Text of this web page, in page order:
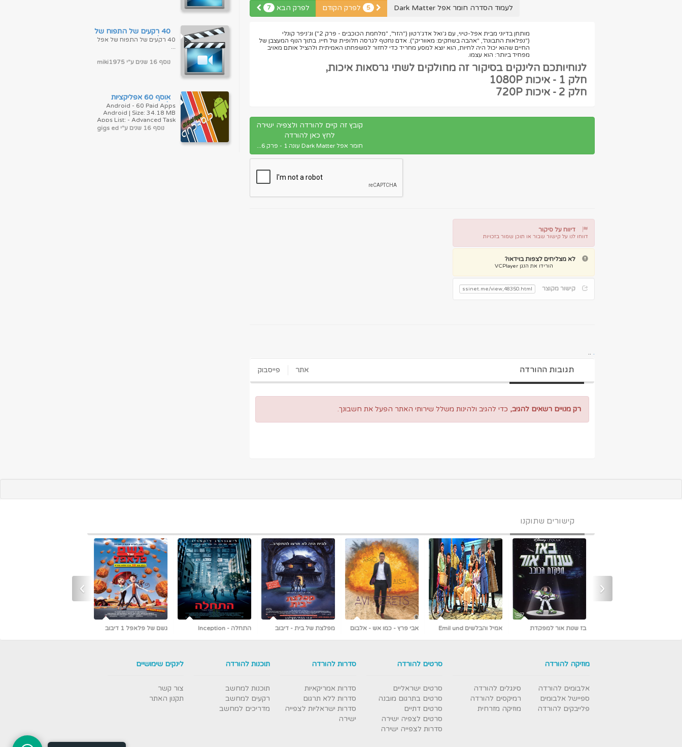
לפרק הבא 7 5 לפרק הקודם לעמוד הסדרה חומר אפל Dark Matter
לנוחיותכם הלינקים בסיקור זה מחולקים לשתי גרסאות איכות,
חלק 1 - איכות 1080P
חלק 2 - איכות 720P
מותחן בדיוני מבית אפל-טיוי, עם ג'ואל אדג'רטון ("הזר", "מלחמת הכוכבים - פרק 2") וג'ניפר קונלי
("נפלאות התבונה", "אהבה בשחקים: מאווריק"). אדם נחטף לגרסה חלופית של חייו. בתוך הנוף המעצבן של
החיים שהוא יכול היה לחיות, הוא יוצא למסע מחריד כדי לחזור למשפחתו האמיתית ולהציל אותם מאויב
מפחיד ביותר: הוא עצמו.
קובץ זה קיים להורדה ולצפיה ישירה
לחץ כאן להורדה
חומר אפל Dark Matter עונה 1 - פרק 6...
דיווח על סיקור
דווחו לנו על קישור שבור או תוכן שמור בזכויות
דיווח על קישור שבור
דיווח על תוכן מפר זכויות
לא מצליחים לצפות בוידאו?
הורידו את הנגן VCPlayer
קישור מקוצר
.
תגובות ההורדה אתר פייסבוק
רק מנויים רשאים להגיב, כדי להגיב ולהינות משלל שירותי האתר הפעל את חשבונך.
..
40 רקעים של התפוח של
אפל
40 רקעים של התפוח של אפל
...
נוסף 16 שנים ע"י miki1975
אוסף 60 אפליקציות
לאנדרויד
Android - 60 Paid Apps
Android | Size: 34.18 MB
Apps List: - Advanced Task
Manager 4.0.1 - ahome
נוסף 16 שנים ע"י gigs ed
קישורים שתוקנו
אמיל והבלשים Emil und
אבי פרץ - כמו אש - אלבום
מפלצת של בית - דיבוב
התחלה - Inception
גשם של פלאפל 1 דיבוב
כמו גדולים (קלאסיקה עם
› ‹
מוזיקה להורדה
אלבומים להורדה
סינגלים להורדה
ספיישל אלבומים
רמיקסים להורדה
פלייבקים להורדה
מוזיקה מזרחית
סרטים להורדה
סרטים ישראליים
סרטים בתרגום מובנה
סרטים דתיים
סרטים לצפיה ישירה
סדרות לצפייה ישירה
סדרות להורדה
סדרות אמריקאיות
סדרות ללא תרגום
סדרות ישראליות לצפייה
ישירה
תוכנות להורדה
תוכנות למחשב
רקעים למחשב
מדריכים למחשב
לינקים שימושיים
צור קשר
תקנון האתר